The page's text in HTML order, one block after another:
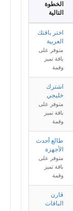
الخطوة
التالية
اختر باقتك
العربية
متوفر على
باقة تميز
وقمة
اشترك
خليجي
متوفر على
باقة تميز
وقمة
طالع أحدث
الأجهزة
متوفر على
باقة تميز
وقمة
قارن
الباقات